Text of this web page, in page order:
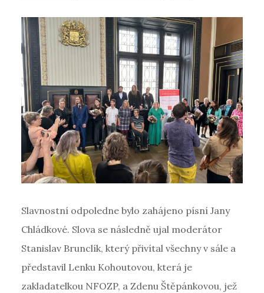
Slavnostní odpoledne bylo zahájeno písní Jany
Chládkové. Slova se následně ujal moderátor
Stanislav Brunclík, který přivítal všechny v sále a
představil Lenku Kohoutovou, která je
zakladatelkou NFOZP, a Zdenu Štěpánkovou, jež